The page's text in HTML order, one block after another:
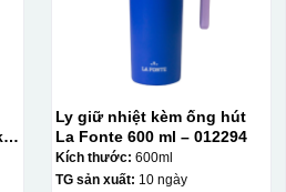
Ly giữ nhiệt kèm ống hút
La Fonte 600 ml – 012294
Kích thước: 600ml
TG sản xuất: 10 ngày